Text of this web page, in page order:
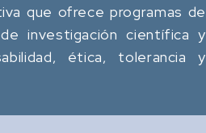
que ofrece programas de
investigación científica y
ética, tolerancia y